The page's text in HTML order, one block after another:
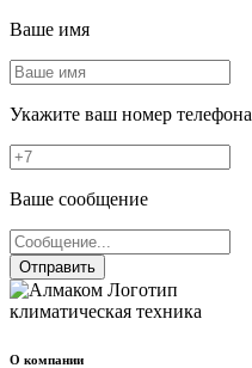
Ваше имя
Укажите ваш номер телефона
Ваше сообщение
Отправить
климатическая техника
О компании